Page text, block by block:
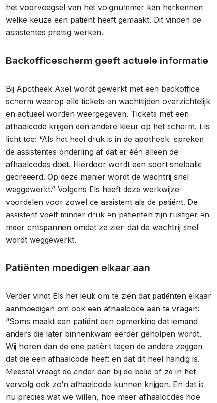
het voorvoegsel van het volgnummer kan herkennen
welke keuze een patiënt heeft gemaakt. Dit vinden de
assistentes prettig werken.
Backofficescherm geeft actuele informatie
Bij Apotheek Axel wordt gewerkt met een backoffice
scherm waarop alle tickets en wachttijden overzichtelijk
en actueel worden weergegeven. Tickets met een
afhaalcode krijgen een andere kleur op het scherm. Els
licht toe: “Als het heel druk is in de apotheek, spreken
de assistentes onderling af dat er één alleen de
afhaalcodes doet. Hierdoor wordt een soort snelbalie
gecreëerd. Op deze manier wordt de wachtrij snel
weggewerkt.” Volgens Els heeft deze werkwijze
voordelen voor zowel de assistent als de patiënt. De
assistent voelt minder druk en patiënten zijn rustiger en
meer ontspannen omdat ze zien dat de wachtrij snel
wordt weggewerkt.
Patiënten moedigen elkaar aan
Verder vindt Els het leuk om te zien dat patiënten elkaar
aanmoedigen om ook een afhaalcode aan te vragen:
“Soms maakt een patiënt een opmerking dat iemand
anders die later binnenkwam eerder geholpen wordt.
Wij horen dan de ene patiënt tegen de andere zeggen
dat die een afhaalcode heeft en dat dit heel handig is.
Meestal vraagt de ander dan bij de balie of ze in het
vervolg ook zo’n afhaalcode kunnen krijgen. En dat is
nu precies wat we willen, hoe meer afhaalcodes hoe